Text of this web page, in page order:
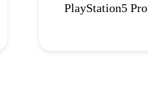
PlayStation5 Pro